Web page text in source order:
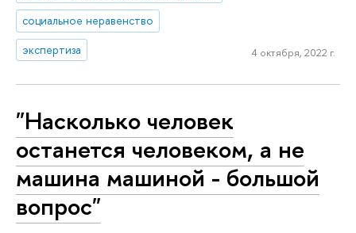
социальное неравенство
экспертиза
4 октября, 2022 г.
"Насколько человек
останется человеком, а не
машина машиной - большой
вопрос"